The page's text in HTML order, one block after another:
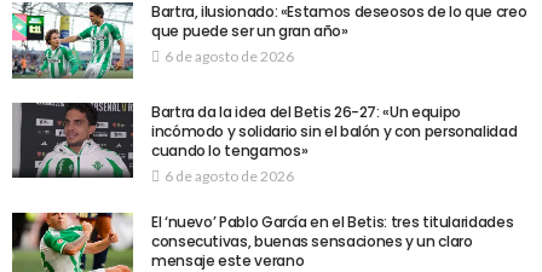
Bartra, ilusionado: «Estamos deseosos de lo que creo
que puede ser un gran año»
6 de agosto de 2026
Bartra da la idea del Betis 26-27: «Un equipo
incómodo y solidario sin el balón y con personalidad
cuando lo tengamos»
6 de agosto de 2026
El ‘nuevo’ Pablo García en el Betis: tres titularidades
consecutivas, buenas sensaciones y un claro
mensaje este verano